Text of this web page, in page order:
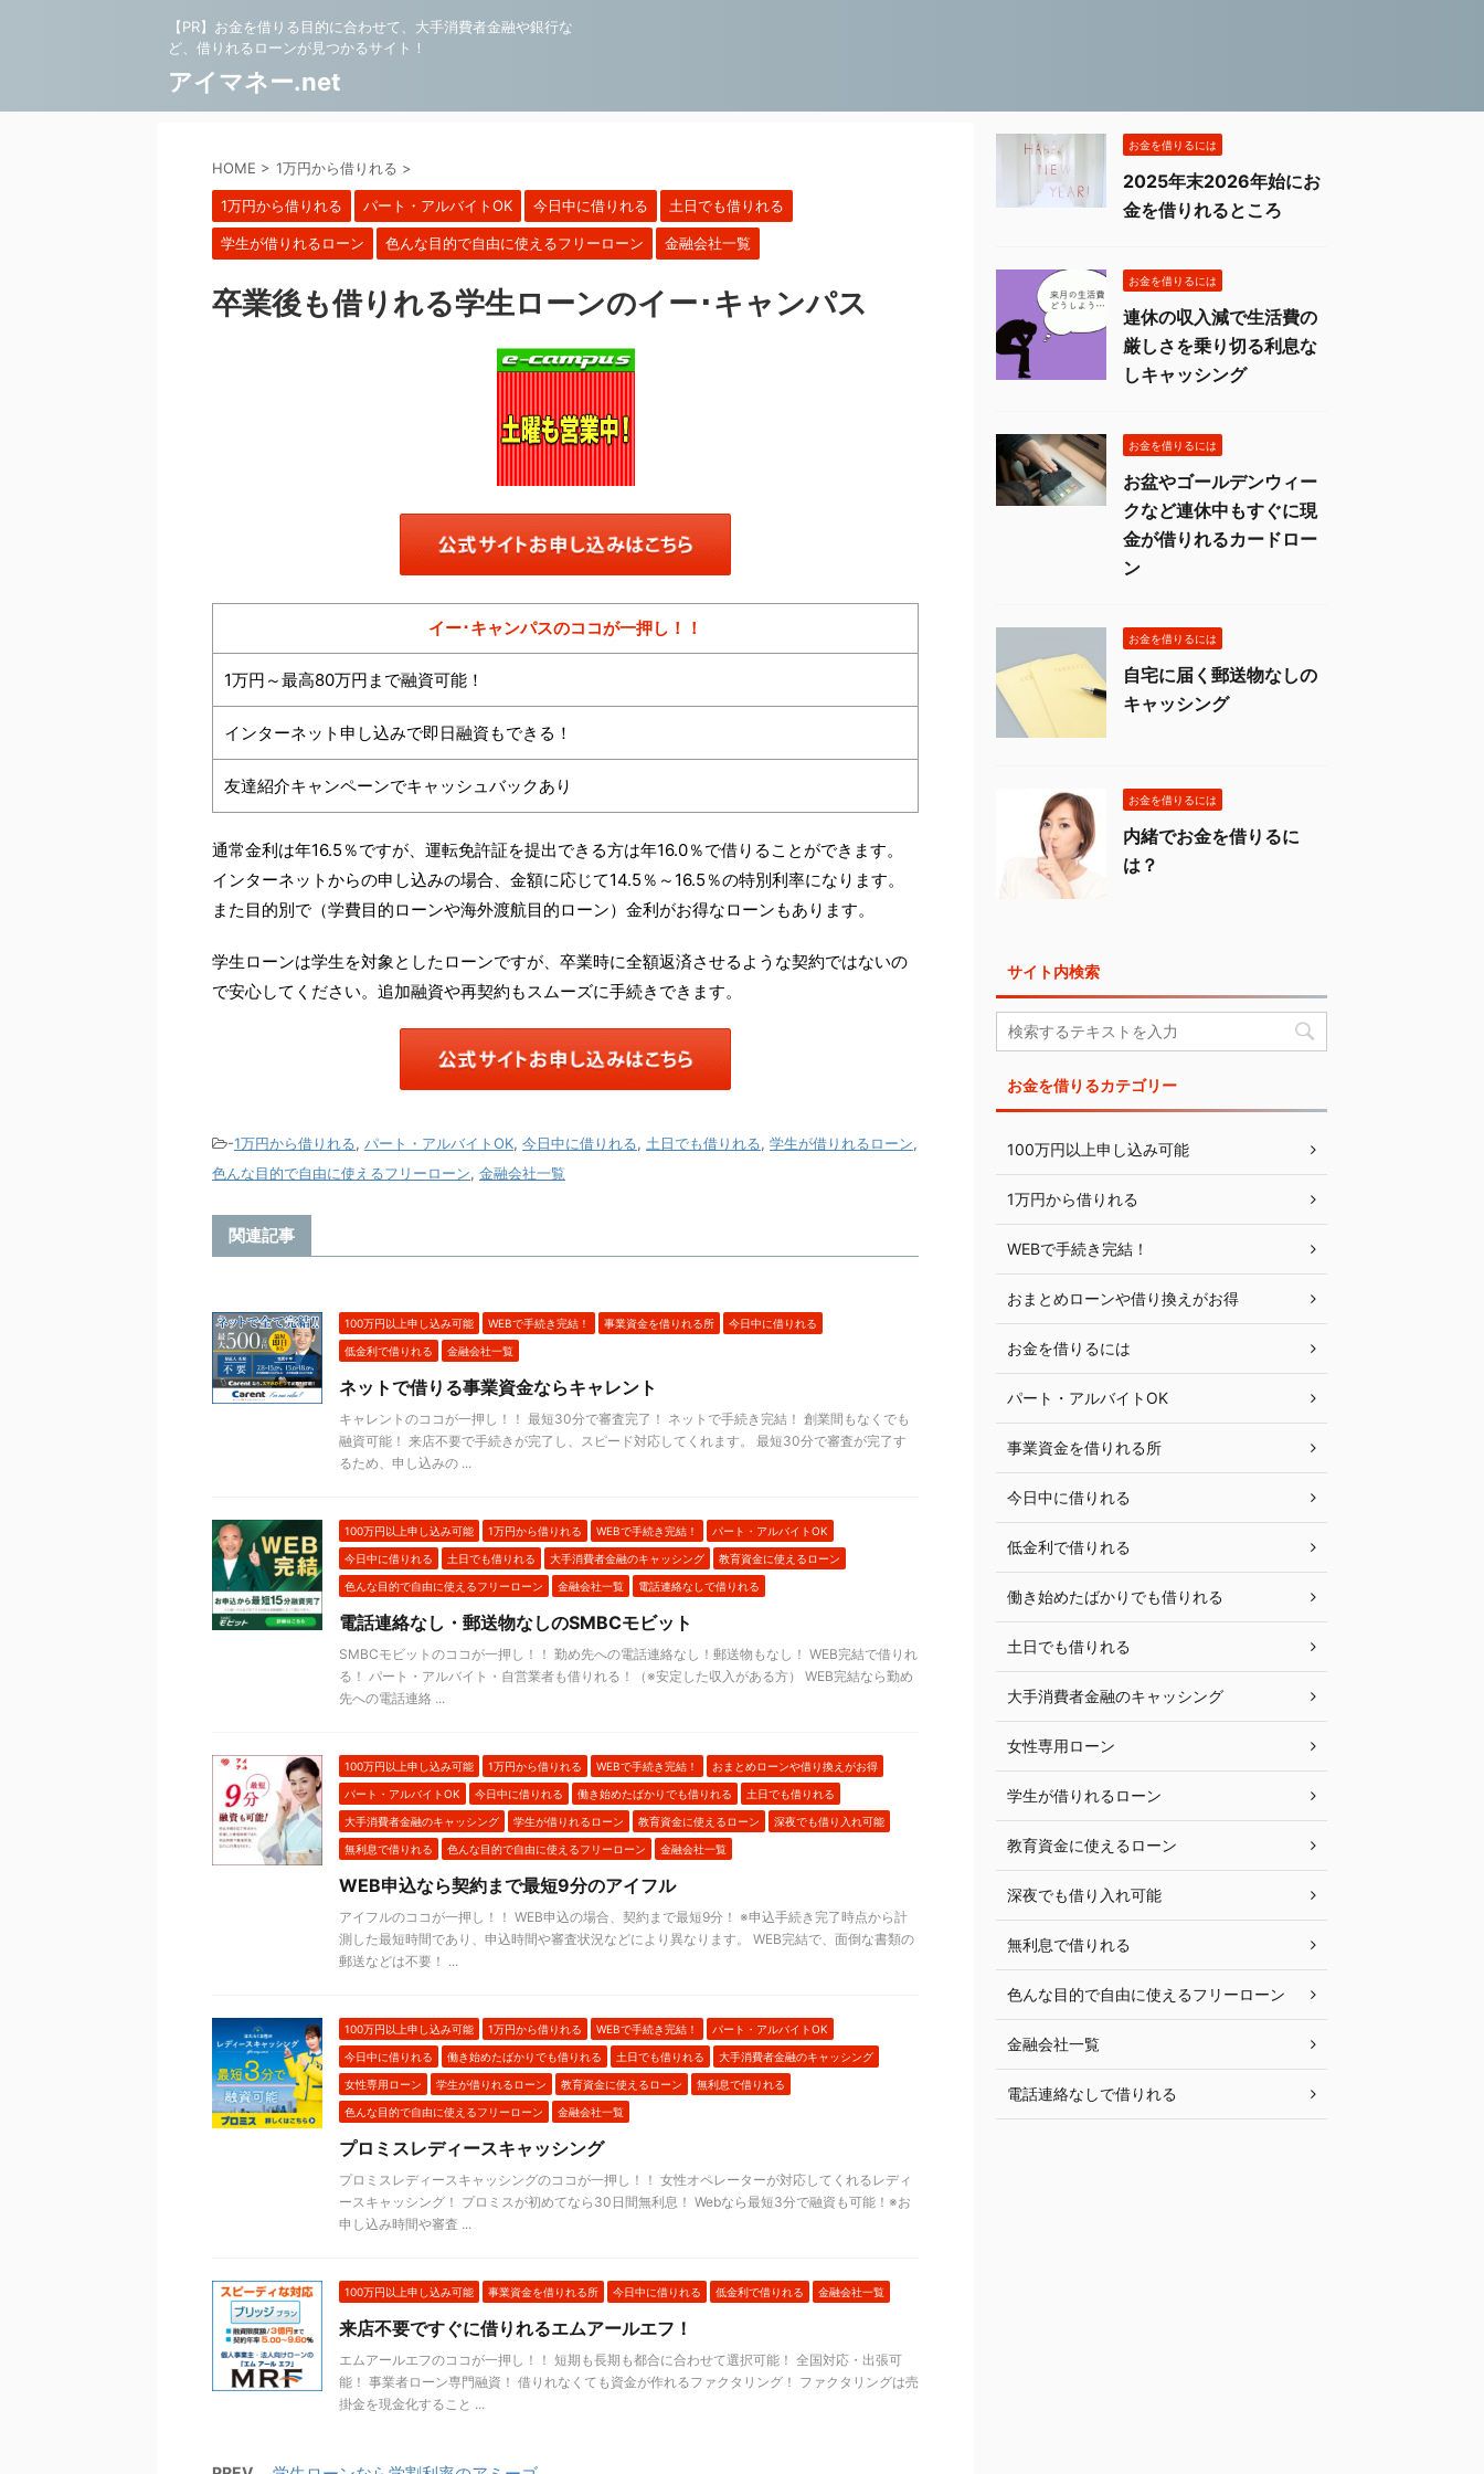
【PR】お金を借りる目的に合わせて、大手消費者金融や銀行な
ど、借りれるローンが見つかるサイト！
アイマネー.net
HOME > 1万円から借りれる >
1万円から借りれる パート・アルバイトOK 今日中に借りれる 土日でも借りれる
学生が借りれるローン 色んな目的で自由に使えるフリーローン 金融会社一覧
卒業後も借りれる学生ローンのイー･キャンパス
イー･キャンパスのココが一押し！！
1万円～最高80万円まで融資可能！
インターネット申し込みで即日融資もできる！
友達紹介キャンペーンでキャッシュバックあり
通常金利は年16.5％ですが、運転免許証を提出できる方は年16.0％で借りることができます。
インターネットからの申し込みの場合、金額に応じて14.5％～16.5％の特別利率になります。
また目的別で（学費目的ローンや海外渡航目的ローン）金利がお得なローンもあります。
学生ローンは学生を対象としたローンですが、卒業時に全額返済させるような契約ではないの
で安心してください。追加融資や再契約もスムーズに手続きできます。
-1万円から借りれる, パート・アルバイトOK, 今日中に借りれる, 土日でも借りれる, 学生が借りれるローン,
色んな目的で自由に使えるフリーローン, 金融会社一覧
関連記事
100万円以上申し込み可能 WEBで手続き完結！ 事業資金を借りれる所 今日中に借りれる
低金利で借りれる 金融会社一覧
ネットで借りる事業資金ならキャレント
キャレントのココが一押し！！ 最短30分で審査完了！ ネットで手続き完結！ 創業間もなくでも
融資可能！ 来店不要で手続きが完了し、スピード対応してくれます。 最短30分で審査が完了す
るため、申し込みの ...
100万円以上申し込み可能 1万円から借りれる WEBで手続き完結！ パート・アルバイトOK
今日中に借りれる 土日でも借りれる 大手消費者金融のキャッシング 教育資金に使えるローン
色んな目的で自由に使えるフリーローン 金融会社一覧 電話連絡なしで借りれる
電話連絡なし・郵送物なしのSMBCモビット
SMBCモビットのココが一押し！！ 勤め先への電話連絡なし！郵送物もなし！ WEB完結で借りれ
る！ パート・アルバイト・自営業者も借りれる！（※安定した収入がある方） WEB完結なら勤め
先への電話連絡 ...
100万円以上申し込み可能 1万円から借りれる WEBで手続き完結！ おまとめローンや借り換えがお得
パート・アルバイトOK 今日中に借りれる 働き始めたばかりでも借りれる 土日でも借りれる
大手消費者金融のキャッシング 学生が借りれるローン 教育資金に使えるローン 深夜でも借り入れ可能
無利息で借りれる 色んな目的で自由に使えるフリーローン 金融会社一覧
WEB申込なら契約まで最短9分のアイフル
アイフルのココが一押し！！ WEB申込の場合、契約まで最短9分！ ※申込手続き完了時点から計
測した最短時間であり、申込時間や審査状況などにより異なります。 WEB完結で、面倒な書類の
郵送などは不要！ ...
100万円以上申し込み可能 1万円から借りれる WEBで手続き完結！ パート・アルバイトOK
今日中に借りれる 働き始めたばかりでも借りれる 土日でも借りれる 大手消費者金融のキャッシング
女性専用ローン 学生が借りれるローン 教育資金に使えるローン 無利息で借りれる
色んな目的で自由に使えるフリーローン 金融会社一覧
プロミスレディースキャッシング
プロミスレディースキャッシングのココが一押し！！ 女性オペレーターが対応してくれるレディ
ースキャッシング！ プロミスが初めてなら30日間無利息！ Webなら最短3分で融資も可能！※お
申し込み時間や審査 ...
100万円以上申し込み可能 事業資金を借りれる所 今日中に借りれる 低金利で借りれる 金融会社一覧
来店不要ですぐに借りれるエムアールエフ！
エムアールエフのココが一押し！！ 短期も長期も都合に合わせて選択可能！ 全国対応・出張可
能！ 事業者ローン専門融資！ 借りれなくても資金が作れるファクタリング！ ファクタリングは売
掛金を現金化すること ...
お金を借りるには
2025年末2026年始にお
金を借りれるところ
お金を借りるには
連休の収入減で生活費の
厳しさを乗り切る利息な
しキャッシング
お金を借りるには
お盆やゴールデンウィー
クなど連休中もすぐに現
金が借りれるカードロー
ン
お金を借りるには
自宅に届く郵送物なしの
キャッシング
お金を借りるには
内緒でお金を借りるに
は？
サイト内検索
お金を借りるカテゴリー
100万円以上申し込み可能
1万円から借りれる
WEBで手続き完結！
おまとめローンや借り換えがお得
お金を借りるには
パート・アルバイトOK
事業資金を借りれる所
今日中に借りれる
低金利で借りれる
働き始めたばかりでも借りれる
土日でも借りれる
大手消費者金融のキャッシング
女性専用ローン
学生が借りれるローン
教育資金に使えるローン
深夜でも借り入れ可能
無利息で借りれる
色んな目的で自由に使えるフリーローン
金融会社一覧
電話連絡なしで借りれる